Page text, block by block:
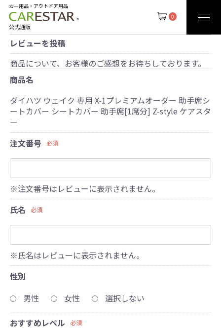
0
カー用品・アウトドア用品
公式通販
レビューを投稿
商品について、お客様のご感想をお待ちしております。
商品名
ダイハツ ウェイク 専用 X-1プレミアムオーダー 助手席シ
ートカバー シートカバー 助手席[1席分] Z-style ケアスタ
ー
注文番号
必須
※注文番号はレビューに表示されません。
氏名
必須
※氏名はレビューに表示されません。
性別
男性
女性 選択しない
おすすめレベル 必須